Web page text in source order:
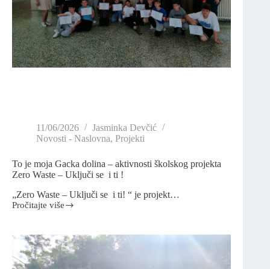
11/06/2026
Jasminka Devčić
Novosti - Naslovna, Projekti
To je moja Gacka dolina – aktivnosti školskog projekta
Zero Waste – Uključi se i ti !
„Zero Waste – Uključi se i ti! “ je projekt…
Pročitajte više